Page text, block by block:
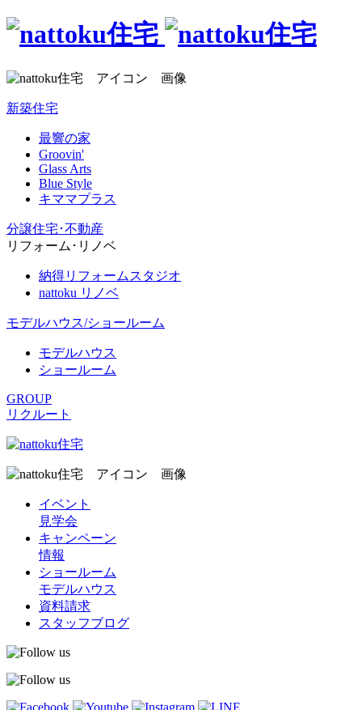
新築住宅
最響の家
Groovin'
Glass Arts
Blue Style
キママプラス
分譲住宅･不動産
リフォーム･リノベ
納得リフォームスタジオ
nattoku リノベ
モデルハウス/ショールーム
モデルハウス
ショールーム
GROUP
リクルート
イベント
見学会
キャンペーン
情報
ショールーム
モデルハウス
資料請求
スタッフブログ